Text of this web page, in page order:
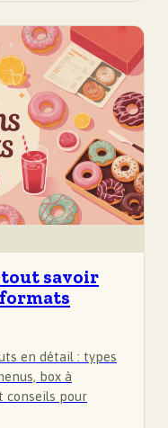
tout savoir
en détail : types
box à
conseils pour